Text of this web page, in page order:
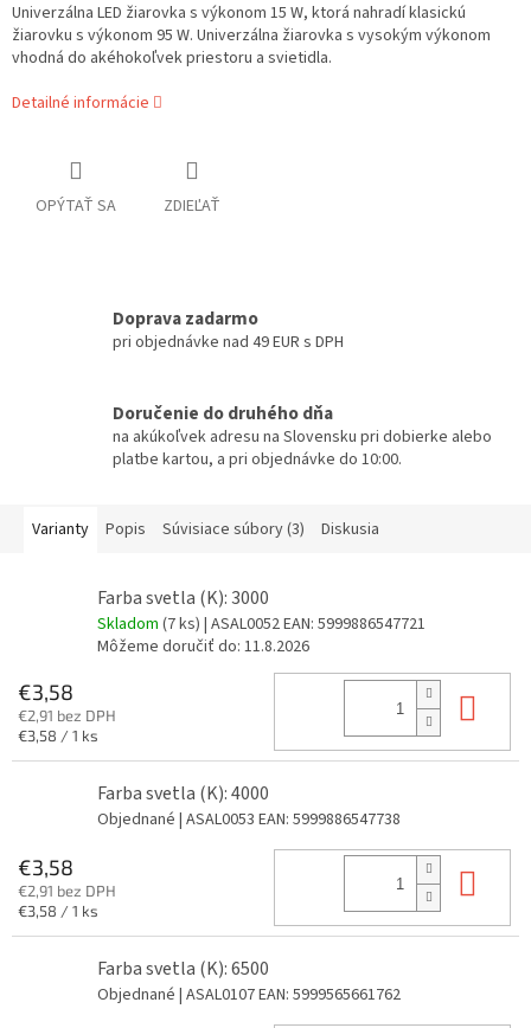
Univerzálna LED žiarovka s výkonom 15 W, ktorá nahradí klasickú
žiarovku s výkonom 95 W. Univerzálna žiarovka s vysokým výkonom
vhodná do akéhokoľvek priestoru a svietidla.
Detailné informácie
OPÝTAŤ SA ZDIEĽAŤ
Doprava zadarmo
pri objednávke nad 49 EUR s DPH
Doručenie do druhého dňa
na akúkoľvek adresu na Slovensku pri dobierke alebo
platbe kartou, a pri objednávke do 10:00.
Varianty Popis Súvisiace súbory (3) Diskusia
Farba svetla (K): 3000
Skladom (7 ks) | ASAL0052EAN: 5999886547721
Môžeme doručiť do: 11.8.2026
€3,58
€2,91 bez DPH
Jednotková
€3,58 / 1 ks
Farba svetla (K): 4000
Objednané | ASAL0053 EAN: 5999886547738
€3,58
€2,91 bez DPH
Jednotková
€3,58 / 1 ks
Farba svetla (K): 6500
Objednané | ASAL0107EAN: 5999565661762